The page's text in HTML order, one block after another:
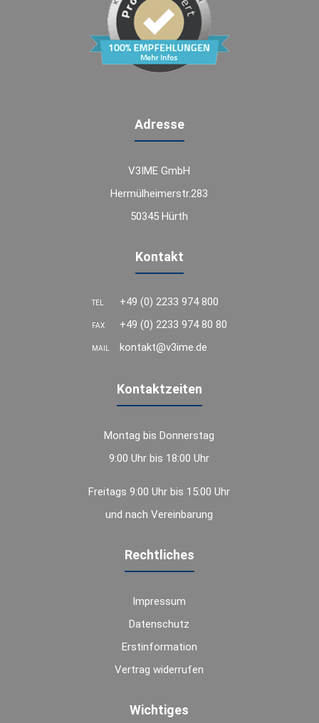
Adresse
V3IME GmbH
Hermülheimerstr.283
50345 Hürth
Kontakt
TEL +49 (0) 2233 974 800
FAX +49 (0) 2233 974 80 80
MAIL kontakt@v3ime.de
Kontaktzeiten
Montag bis Donnerstag
9:00 Uhr bis 18:00 Uhr
Freitags 9:00 Uhr bis 15:00 Uhr
und nach Vereinbarung
Rechtliches
Impressum
Datenschutz
Erstinformation
Vertrag widerrufen
Wichtiges